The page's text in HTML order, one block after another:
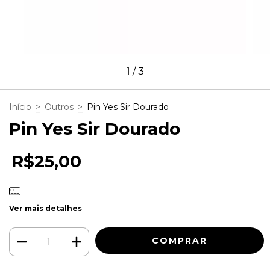
1 /3
Início > Outros > Pin Yes Sir Dourado
Pin Yes Sir Dourado
R$25,00
Ver mais detalhes